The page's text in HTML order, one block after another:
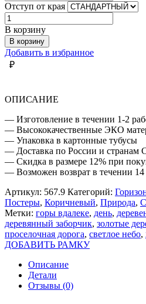
Отступ от края
Количество
товара
ПЕЙЗАЖ
ПОЛЕ
В корзину
В корзину
Добавить в избранное
₽
ОПИСАНИЕ
— Изготовление в течении 1-2
— Высококачественные ЭКО
— Упаковка в картонные тубусы
— Доставка по России и странам
— Скидка в размере 12% при
— Возможен возврат в течении 14
Артикул: 567.9 Категорий:
Постеры, Коричневый, Природа,
Метки: горы вдалеке, день,
деревянный заборчик, золотые
проселочная дорога, светлое небо,
ДОБАВИТЬ РАМКУ
Описание
Детали
Отзывы (0)